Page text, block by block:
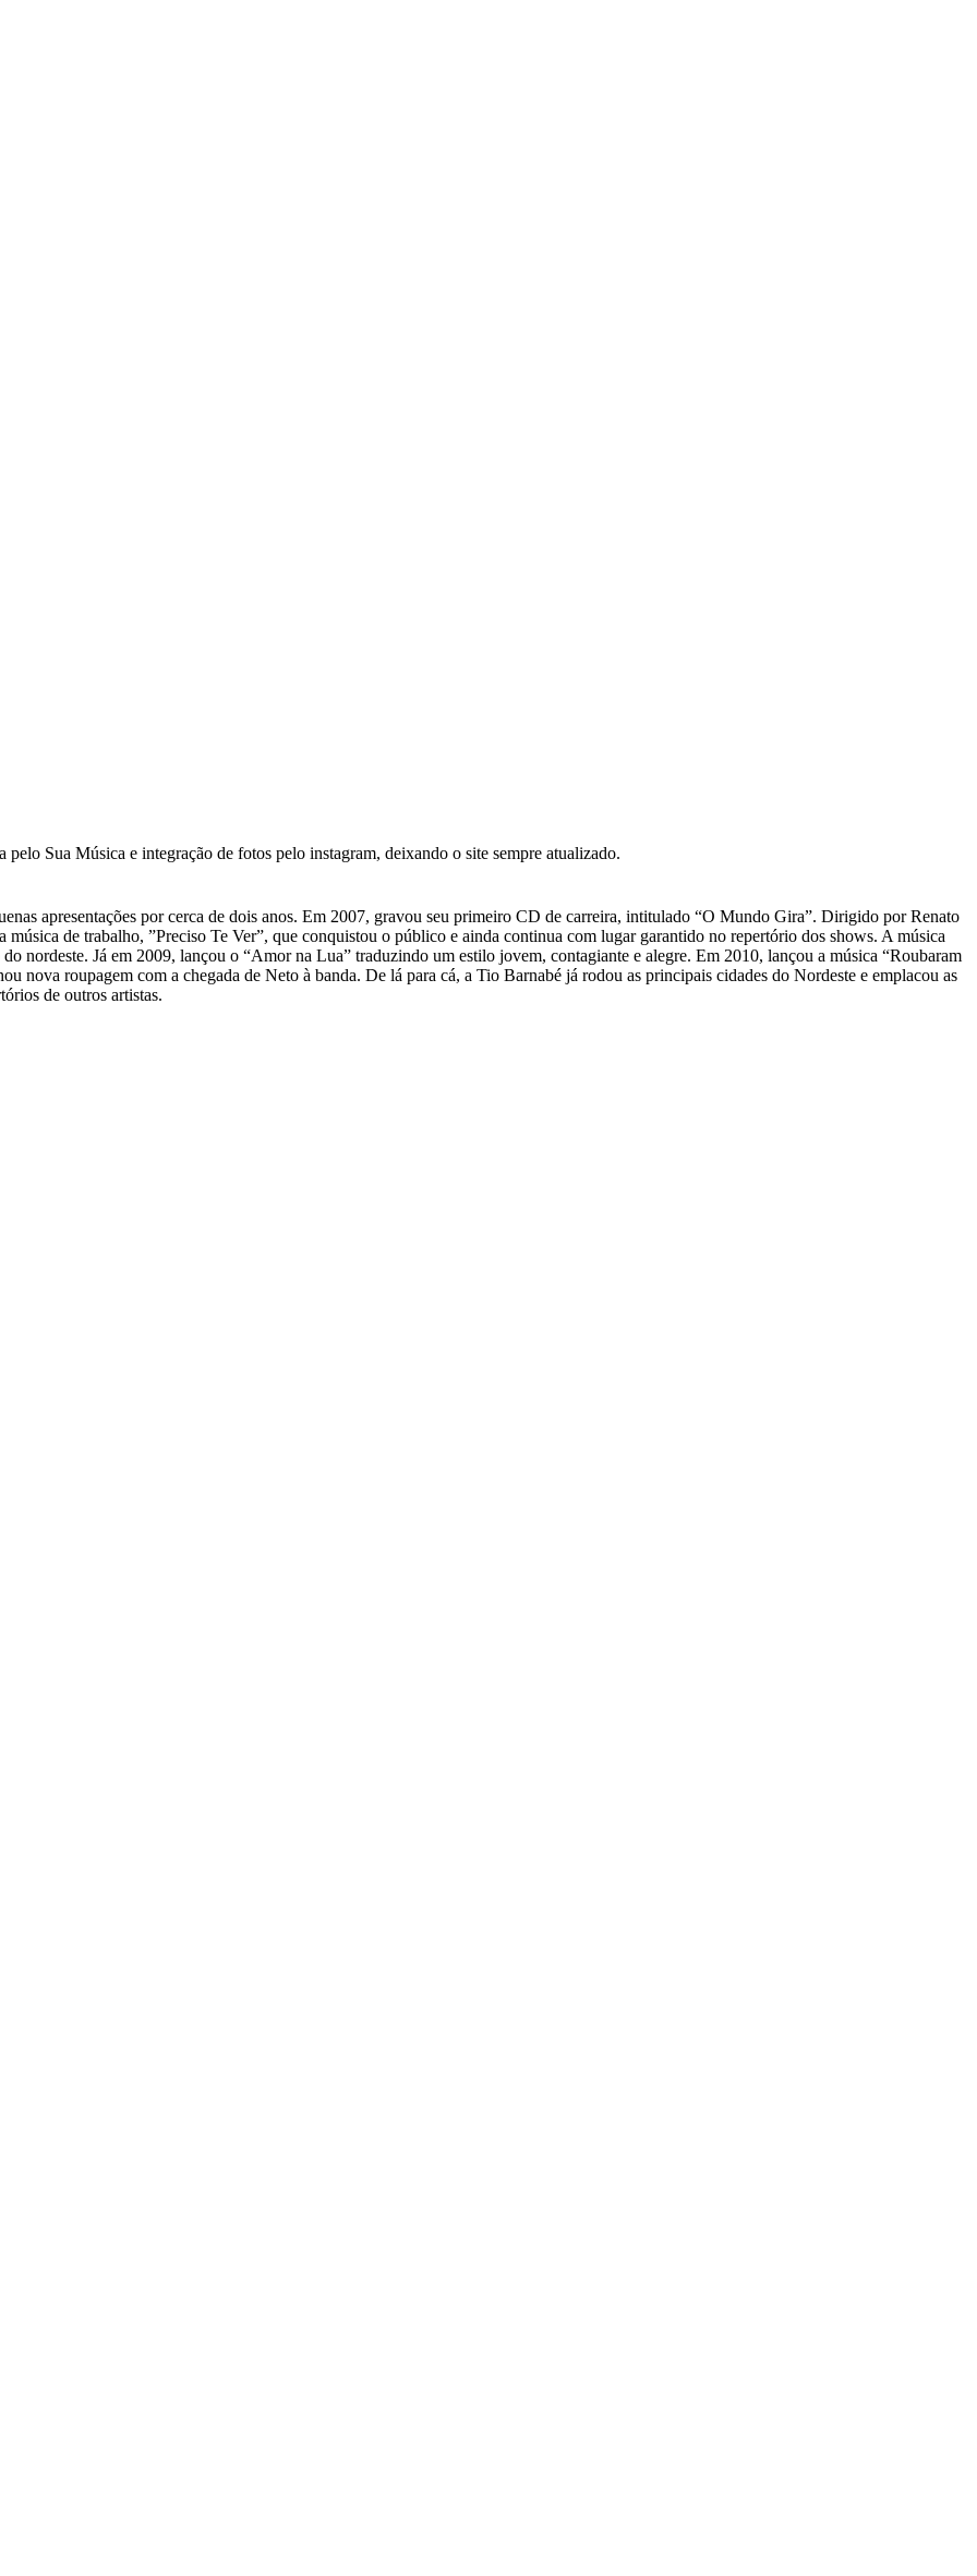
Sua Música e integração de fotos pelo instagram, deixando o site sempre atualizado.
apresentações por cerca de dois anos. Em 2007, gravou seu primeiro CD de carreira, intitulado “O Mundo Gira”. Dirigido por Renato
de trabalho, ”Preciso Te Ver”, que conquistou o público e ainda continua com lugar garantido no repertório dos shows. A música
nordeste. Já em 2009, lançou o “Amor na Lua” traduzindo um estilo jovem, contagiante e alegre. Em 2010, lançou a música “Roubaram
nova roupagem com a chegada de Neto à banda. De lá para cá, a Tio Barnabé já rodou as principais cidades do Nordeste e emplacou as
de outros artistas.